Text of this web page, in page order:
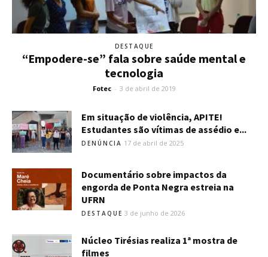
DESTAQUE
“Empodere-se” fala sobre saúde mental e
tecnologia
Fotec - 3 de abril de 2019
Em situação de violência, APITE!
Estudantes são vítimas de assédio e...
DENÚNCIA 17 de abril de 2025
Documentário sobre impactos da
engorda de Ponta Negra estreia na
UFRN
DESTAQUE 3 de junho de 2026
Núcleo Tirésias realiza 1ª mostra de
filmes